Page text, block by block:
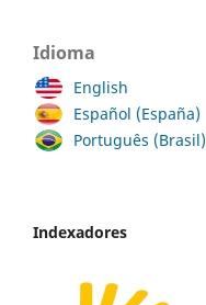
Idioma
English
Español (España)
Português (Brasil)
Indexadores